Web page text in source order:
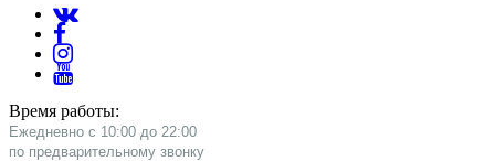
Время работы:
Ежедневно с 10:00 до 22:00
​по предварительному звонку